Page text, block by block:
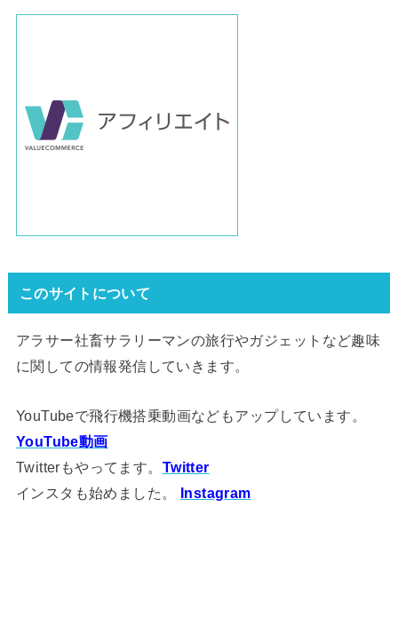
このサイトについて
アラサー社畜サラリーマンの旅行やガジェットなど趣味
に関しての情報発信していきます。
YouTubeで飛行機搭乗動画などもアップしています。
YouTube動画
Twitterもやってます。 Twitter
インスタも始めました。 Instagram